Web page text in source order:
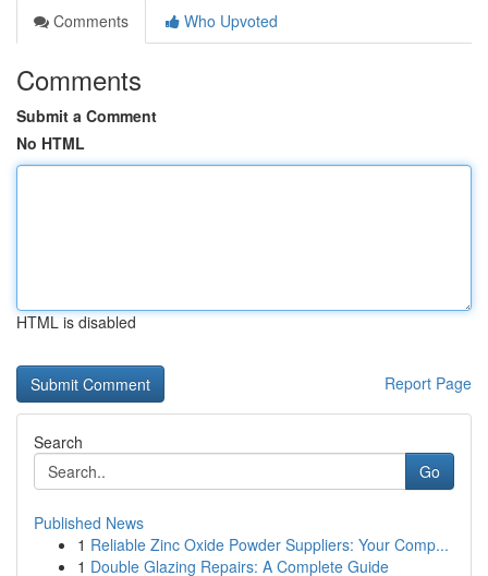
Comments
Who Upvoted
Comments
Submit a Comment
No HTML
HTML is disabled
Report Page
Search
Go
Published News
1 Reliable Zinc Oxide Powder Suppliers: Your Comp...
1 Double Glazing Repairs: A Complete Guide